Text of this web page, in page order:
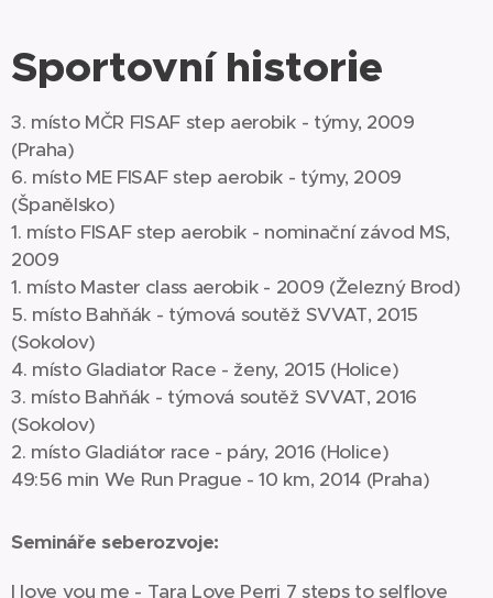
Sportovní historie
3. místo MČR FISAF step aerobik - týmy, 2009
(Praha)
6. místo ME FISAF step aerobik - týmy, 2009
(Španělsko)
1. místo FISAF step aerobik - nominační závod MS,
2009
1. místo Master class aerobik - 2009 (Železný Brod)
5. místo Bahňák - týmová soutěž SVVAT, 2015
(Sokolov)
4. místo Gladiator Race - ženy, 2015 (Holice)
3. místo Bahňák - týmová soutěž SVVAT, 2016
(Sokolov)
2. místo Gladiátor race - páry, 2016 (Holice)
49:56 min We Run Prague - 10 km, 2014 (Praha)
Semináře seberozvoje:
I love you me - Tara Love Perri 7 steps to selflove